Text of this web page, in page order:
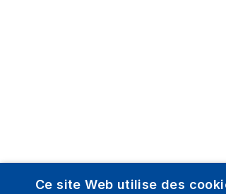
Ce site Web utilise des